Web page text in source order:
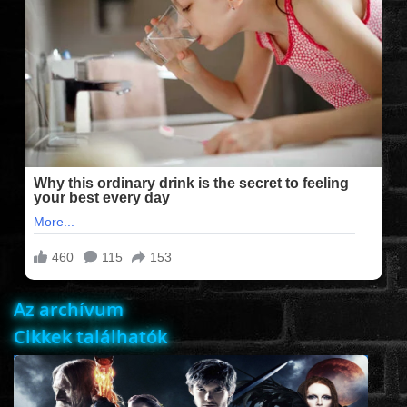
FILMEK (2025-ÖS)
FILMEK (2024-ES)
FILMEK (2023-AS)
FILMEK (2022-ES)
FELIRATOS FILMEK
AKCIÓ
VÍGJÁTÉK
Az archívum
Cikkek találhatók